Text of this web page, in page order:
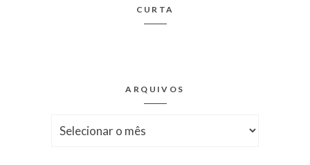
CURTA
ARQUIVOS
Arquivos